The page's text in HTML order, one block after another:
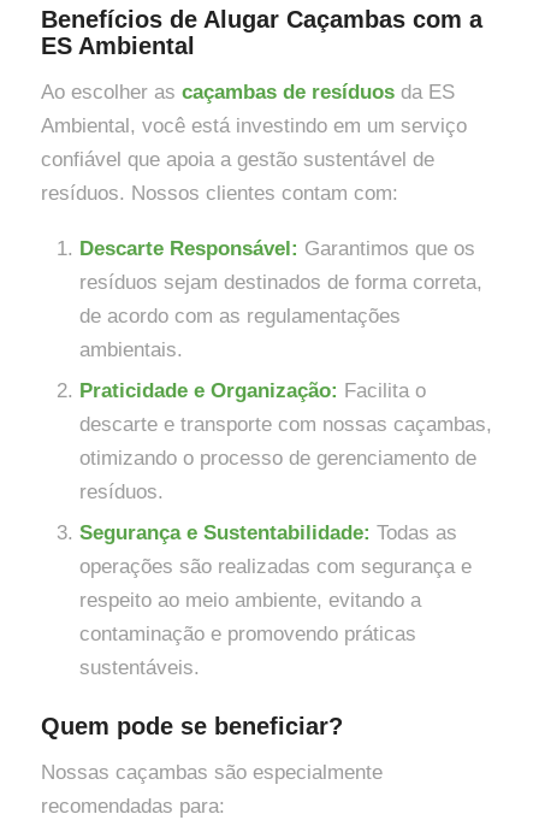
Benefícios de Alugar Caçambas com a
ES Ambiental
Ao escolher as caçambas de resíduosda ES
Ambiental, você está investindo em um serviço
confiável que apoia a gestão sustentável de
resíduos. Nossos clientes contam com:
Descarte Responsável: Garantimos que os
resíduos sejam destinados de forma correta,
de acordo com as regulamentações
ambientais.
Praticidade e Organização: Facilita o
descarte e transporte com nossas caçambas,
otimizando o processo de gerenciamento de
resíduos.
Segurança e Sustentabilidade: Todas as
operações são realizadas com segurança e
respeito ao meio ambiente, evitando a
contaminação e promovendo práticas
sustentáveis.
Quem pode se beneficiar?
Nossas caçambas são especialmente
recomendadas para: